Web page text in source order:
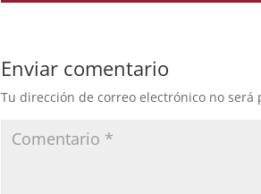
Enviar comentario
Tu dirección de correo electrónico no será